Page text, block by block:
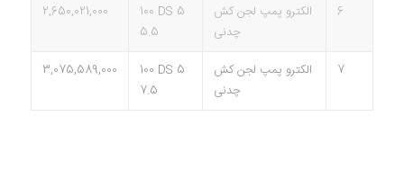
2,650,021,000
100 DS 5
5.5
الکترو پمپ لجن کش
چدنی
6
3,075,589,000
100 DS 5
7.5
الکترو پمپ لجن کش
چدنی
7